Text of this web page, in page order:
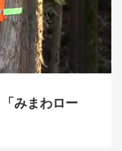
みまわロー